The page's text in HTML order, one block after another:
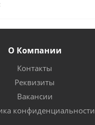
О Компании
Контакты
Реквизиты
Вакансии
конфиденциальности